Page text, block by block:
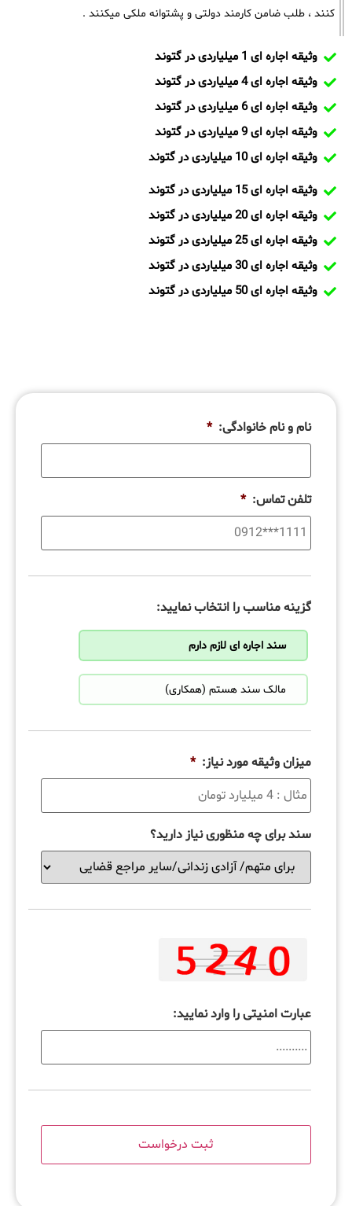
کنند ، طلب ضامن کارمند دولتی و پشتوانه ملکی میکنند .
وثیقه اجاره ای 1 میلیاردی در گتوند
وثیقه اجاره ای 4 میلیاردی در گتوند
وثیقه اجاره ای 6 میلیاردی در گتوند
وثیقه اجاره ای 9 میلیاردی در گتوند
وثیقه اجاره ای 10 میلیاردی در گتوند
وثیقه اجاره ای 15 میلیاردی در گتوند
وثیقه اجاره ای 20 میلیاردی در گتوند
وثیقه اجاره ای 25 میلیاردی در گتوند
وثیقه اجاره ای 30 میلیاردی در گتوند
وثیقه اجاره ای 50 میلیاردی در گتوند
نام و نام خانوادگی: *
تلفن تماس: *
گزینه مناسب را انتخاب نمایید:
سند اجاره ای لازم دارم
مالک سند هستم (همکاری)
میزان وثیقه مورد نیاز: *
سند برای چه منظوری نیاز دارید؟
عبارت امنیتی را وارد نمایید: